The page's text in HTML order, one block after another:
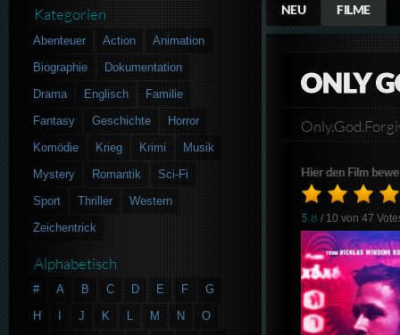
NEU FILME
ONLY
Hier den Film
5.8 / 10 von47
Kategorien
Abenteuer Action
Animation
Biographie
Dokumentation
Drama
Englisch
Familie
Fantasy
Geschichte
Horror
Komödie
Krieg Krimi
Musik
Mystery
Romantik
Sci-Fi
Sport
Thriller
Western
Zeichentrick
Alphabetisch
# A B C D E F
G
H
J K L M N
O